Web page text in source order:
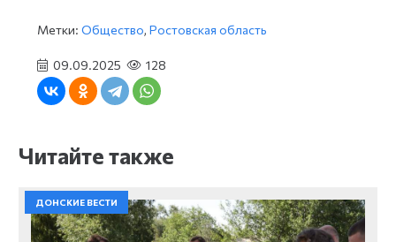
Метки: Общество, Ростовская область
09.09.2025 128
Читайте также
ДОНСКИЕ ВЕСТИ